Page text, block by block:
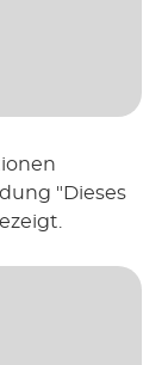
"Dieses